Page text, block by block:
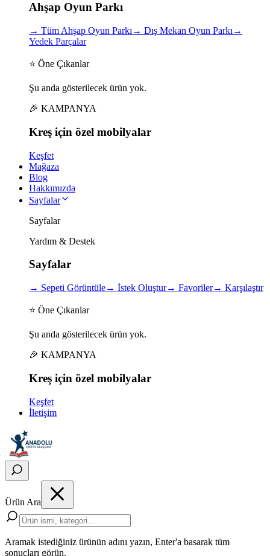
Ahşap Oyun Parkı
→ Tüm Ahşap Oyun Parkı → Dış Mekan Oyun Parkı →
Yedek Parçalar
⭐ Öne Çıkanlar
Şu anda gösterilecek ürün yok.
🎉 KAMPANYA
Kreş için özel mobilyalar
Keşfet
Mağaza
Blog
Hakkımızda
Sayfalar
Sayfalar
Yardım & Destek
Sayfalar
→ Sepeti Görüntüle→ İstek Oluştur→ Favoriler→ Karşılaştır
⭐ Öne Çıkanlar
Şu anda gösterilecek ürün yok.
🎉 KAMPANYA
Kreş için özel mobilyalar
Keşfet
İletişim
Ürün Ara
Aramak istediğiniz ürünün adını yazın, Enter'a basarak tüm
sonuçları görün.